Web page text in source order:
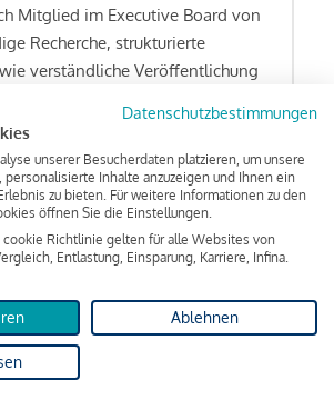
Mitglied im Executive Board von
Recherche, strukturierte
verständliche Veröffentlichung
zu den wesentlichen
meiner Funktion.
Finanzierungs-Tipps
Wohnkredit Barometer
Datenschutzbestimmungen
unserer Besucherdaten platzieren, um unsere
Inhalte anzuzeigen und Ihnen ein
zu bieten. Für weitere Informationen zu den
öffnen Sie die Einstellungen.
Richtlinie gelten für alle Websites von
Entlastung, Einsparung, Karriere, Infina.
Ablehnen